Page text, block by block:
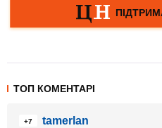
ТОП КОМЕНТАРІ
+7
tamerlan